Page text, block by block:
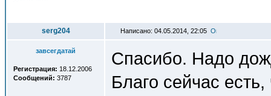
serg204 Написано: 04.05.2014, 22:05
завсегдатай
Регистрация: 18.12.2006
Сообщений: 3787
Спасибо. Надо
Благо сейчас есть,